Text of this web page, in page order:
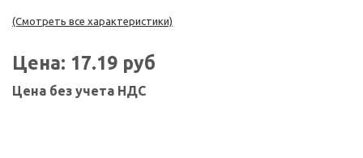
(Смотреть все характеристики)
Цена: 17.19 руб
Цена без учета НДС